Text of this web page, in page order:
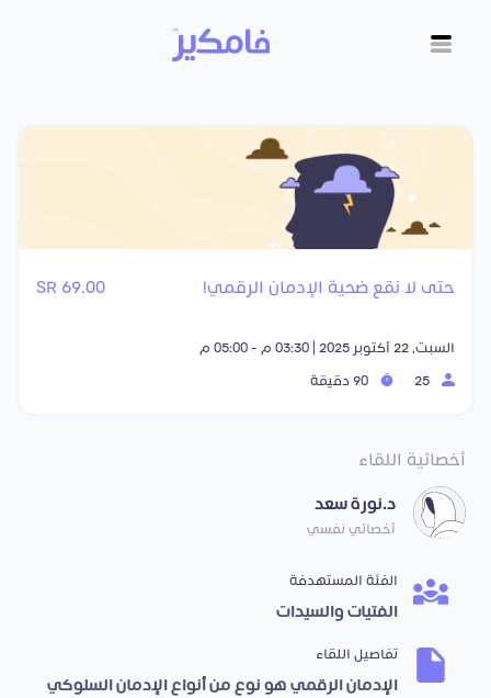
حتى لا نقع ضحية الإدمان الرقمي! 69.00 SR
السبت, 22 أكتوبر 2025 | 03:30 م - 05:00 م
أخصائية اللقاء
د.نورة سعد
أخصائي نفسي
الفئة المستهدفة
الفتيات والسيدات
تفاصيل اللقاء
الإدمان الرقمي هو نوع من أنواع الإدمان السلوكي